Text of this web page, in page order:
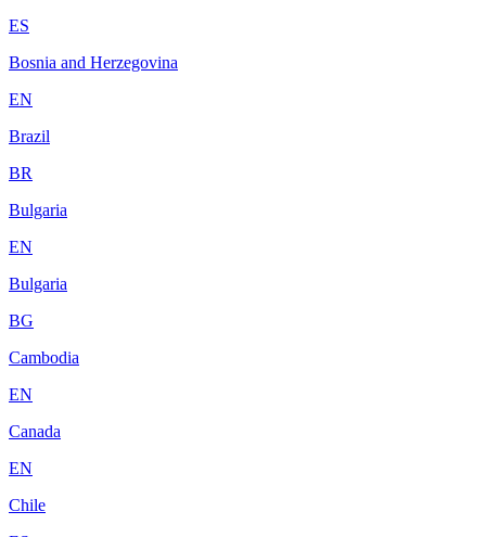
ES
Bosnia and Herzegovina
EN
Brazil
BR
Bulgaria
EN
Bulgaria
BG
Cambodia
EN
Canada
EN
Chile